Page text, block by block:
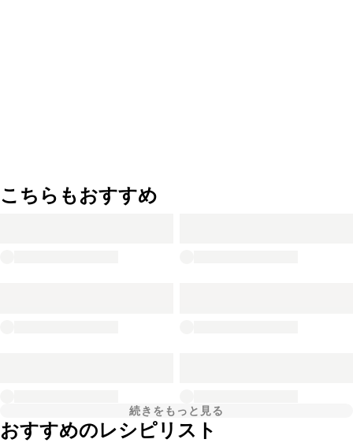
こちらもおすすめ
続きをもっと見る
おすすめのレシピリスト